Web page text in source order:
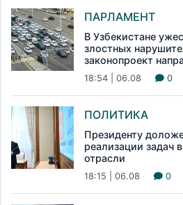
ПАРЛАМЕНТ
В Узбекистане
злостных
законопроект
18:54 | 06.08 0
ПОЛИТИКА
Президенту
реализации задач
отрасли
18:15 | 06.08 0